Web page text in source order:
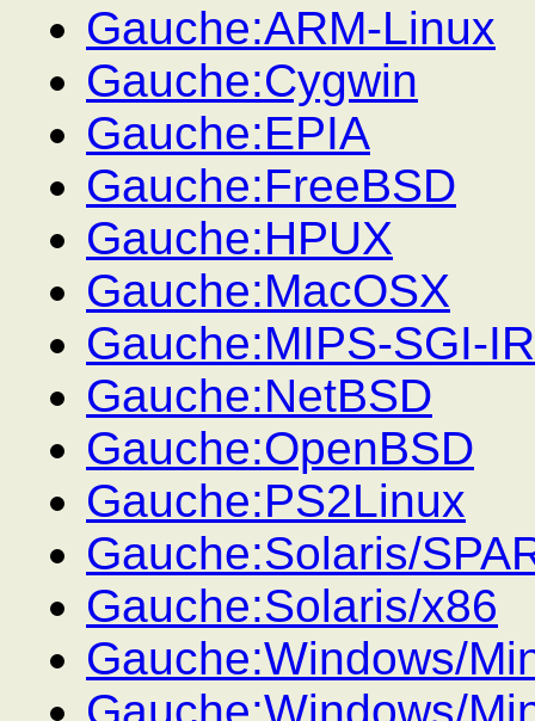
Gauche:ARM-Linux
Gauche:Cygwin
Gauche:EPIA
Gauche:FreeBSD
Gauche:HPUX
Gauche:MacOSX
Gauche:MIPS-SGI-
Gauche:NetBSD
Gauche:OpenBSD
Gauche:PS2Linux
Gauche:Solaris/
Gauche:Solaris/x86
Gauche:Windows/
Gauche:Windows/